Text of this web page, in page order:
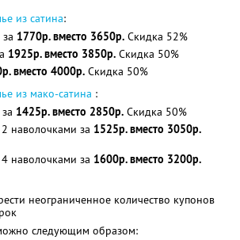
из сатина:
1770р. вместо 3650р. Скидка 52%
1925р. вместо 3850р. Скидка 50%
вместо 4000р. Скидка 50%
из мако-сатина :
1425р. вместо 2850р. Скидка 50%
наволочками за 1525р. вместо 3050р.
наволочками за 1600р. вместо 3200р.
неограниченное количество купонов
следующим образом: